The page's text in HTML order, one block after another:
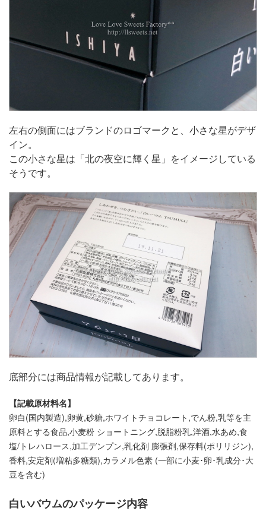
左右の側面にはブランドのロゴマークと、小さな星がデザ
イン。
この小さな星は「北の夜空に輝く星」をイメージしている
そうです。
底部分には商品情報が記載してあります。
【記載原材料名】
卵白(国内製造),卵黄,砂糖,ホワイトチョコレート,でん粉,乳等を主
原料とする食品,小麦粉 ショートニング,脱脂粉乳,洋酒,水あめ,食
塩/トレハロース,加工デンプン,乳化剤 膨張剤,保存料(ポリリジン),
香料,安定剤(増粘多糖類),カラメル色素 (一部に小麦･卵･乳成分･大
豆を含む)
白いバウムのパッケージ内容